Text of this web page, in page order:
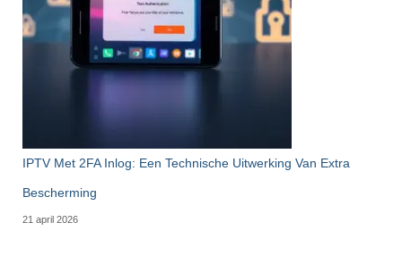
IPTV Met 2FA Inlog: Een Technische Uitwerking Van Extra
Bescherming
21 april 2026